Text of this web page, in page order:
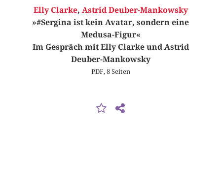
Elly Clarke, Astrid Deuber-Mankowsky
»#Sergina ist kein Avatar, sondern eine
Medusa-Figur«
Im Gespräch mit Elly Clarke und Astrid
Deuber-Mankowsky
PDF, 8 Seiten